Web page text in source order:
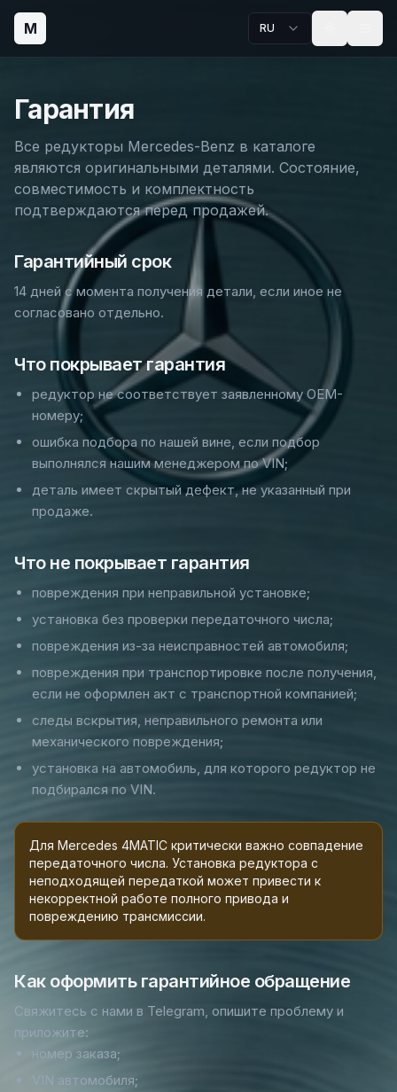
M RU
Гарантия
Все редукторы Mercedes-Benz в каталоге
являются оригинальными деталями. Состояние,
совместимость и комплектность
подтверждаются перед продажей.
Гарантийный срок
14 дней с момента получения детали, если иное не
согласовано отдельно.
Что покрывает гарантия
редуктор не соответствует заявленному OEM-
номеру;
ошибка подбора по нашей вине, если подбор
выполнялся нашим менеджером по VIN;
деталь имеет скрытый дефект, не указанный при
продаже.
Что не покрывает гарантия
повреждения при неправильной установке;
установка без проверки передаточного числа;
повреждения из-за неисправностей автомобиля;
повреждения при транспортировке после получения,
если не оформлен акт с транспортной компанией;
следы вскрытия, неправильного ремонта или
механического повреждения;
установка на автомобиль, для которого редуктор не
подбирался по VIN.
Для Mercedes 4MATIC критически важно совпадение
передаточного числа. Установка редуктора с
неподходящей передаткой может привести к
некорректной работе полного привода и
повреждению трансмиссии.
Как оформить гарантийное обращение
Свяжитесь с нами в Telegram, опишите проблему и
приложите:
номер заказа;
VIN автомобиля;